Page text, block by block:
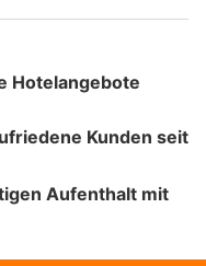
Hotelangebote
Kunden seit
Aufenthalt mit